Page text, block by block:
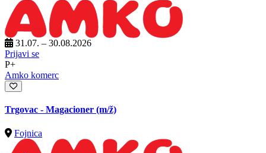
31.07. – 30.08.2026
Prijavi se
P+
Amko komerc
Trgovac - Magacioner (m/ž)
Fojnica